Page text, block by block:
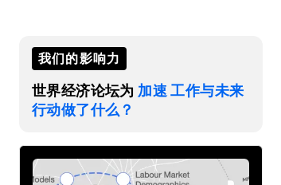
我们的影响力
世界经济论坛为 加速 工作与未来
行动做了什么？